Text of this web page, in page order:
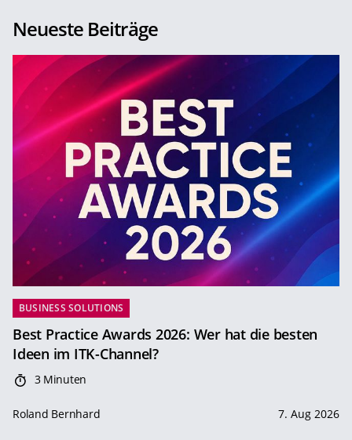
Neueste Beiträge
BUSINESS SOLUTIONS
Best Practice Awards 2026: Wer hat die besten
Ideen im ITK-Channel?
3 Minuten
Roland Bernhard 7. Aug 2026